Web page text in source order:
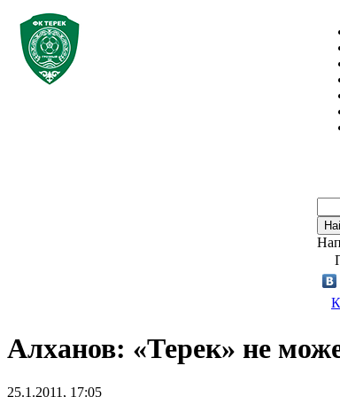
Алханов: «Терек» не
25.1.2011, 17:05